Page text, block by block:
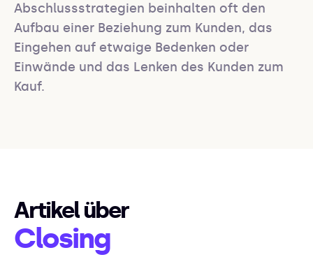
Abschlussstrategien beinhalten oft den
Aufbau einer Beziehung zum Kunden, das
Eingehen auf etwaige Bedenken oder
Einwände und das Lenken des Kunden zum
Kauf.
Artikel über
Closing